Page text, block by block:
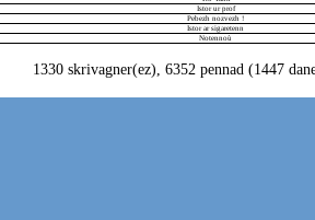
Istor ur prof
Pebezh nozvezh !
Istor ar sigaretenn
Notennoù
1330 skrivagner(ez), 6352 pennad (1447